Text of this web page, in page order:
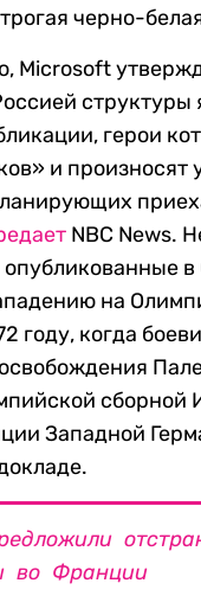
черно-
Microsoft
структуры
герои
и произносят
NBC News.
в
на
году, когда
сборной
Западной
во Франции